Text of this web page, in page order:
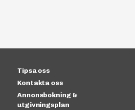
Tipsa oss
Kontakta oss
Annonsbokning &
utgivningsplan